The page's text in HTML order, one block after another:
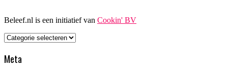
Beleef.nl is een initiatief van Cookin' BV
Categorieën
Meta